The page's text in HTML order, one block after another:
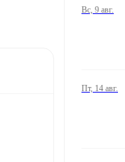
вс, 9 авг.
пт, 14 авг.